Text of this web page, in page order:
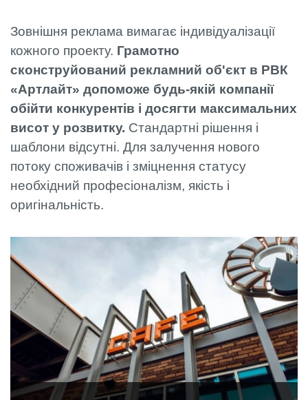
Зовнішня реклама вимагає індивідуалізації
кожного проекту. Грамотно
сконструйований рекламний об'єкт в РВК
«Артлайт» допоможе будь-якій компанії
обійти конкурентів і досягти максимальних
висот у розвитку. Стандартні рішення і
шаблони відсутні. Для залучення нового
потоку споживачів і зміцнення статусу
необхідний професіоналізм, якість і
оригінальність.